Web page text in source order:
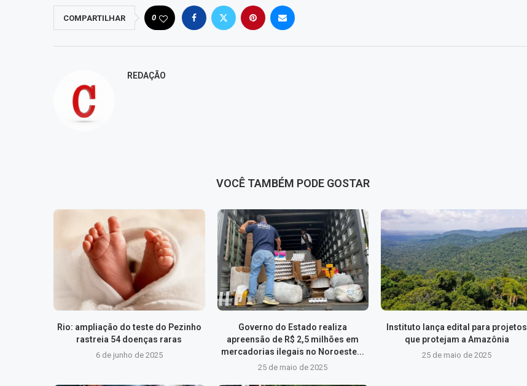
COMPARTILHAR 0
REDAÇÃO
VOCÊ TAMBÉM PODE GOSTAR
Rio: ampliação do teste do Pezinho
rastreia 54 doenças raras
6 de junho de 2025
Governo do Estado realiza
apreensão de R$ 2,5 milhões em
mercadorias ilegais no Noroeste...
25 de maio de 2025
Instituto lança edital para projetos
que protejam a Amazônia
25 de maio de 2025